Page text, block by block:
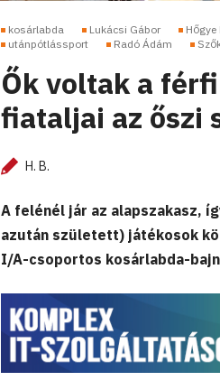
kosárlabda Lukácsi Gábor Hőgye
utánpótlássport
Radó Ádám
Ők voltak a
fiataljai az őszi
H. B.
A felénél jár az alapszakasz,
azután született) játékosok
I/A-csoportos kosárlabda-